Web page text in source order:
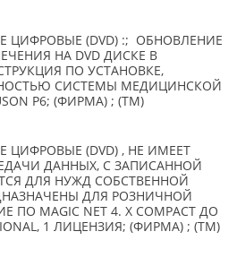
ЦИФРОВЫЕ (DVD) :; ОБНОВЛЕНИЕ
НА DVD ДИСКЕ В
ПО УСТАНОВКЕ,
СИСТЕМЫ МЕДИЦИНСКОЙ
P6; (ФИРМА) ; (TM)
(DVD) , НЕ ИМЕЕТ
ДАННЫХ, С ЗАПИСАННОЙ
ДЛЯ НУЖД СОБСТВЕННОЙ
ДЛЯ РОЗНИЧНОЙ
MAGIC NET 4. X COMPACT ДО
1 ЛИЦЕНЗИЯ; (ФИРМА) ; (TM)